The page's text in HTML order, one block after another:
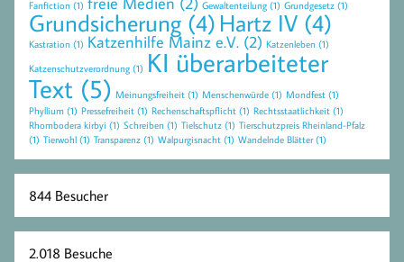
Fanfiction (1) Gewaltenteilung (1) Grundgesetz (1)
Grundsicherung (4) Hartz IV (4)
Kastration (1) Katzenhilfe Mainz e.V. (2) Katzenleben (1)
Katzenschutzverordnung (1) KI überarbeiteter
Text (5) Meinungsfreiheit (1) Menschenwürde (1) Mondfest (1)
Phyllium (1) Pressefreiheit (1) Rechenschaftspflicht (1) Rechtsstaatlichkeit (1)
Rhombodera kirbyi (1) Schreiben (1) Tielschutz (1) Tierschutzpreis Rheinland-Pfalz
(1) Tierwohl (1) Transparenz (1) Walpurgisnacht (1) Wandelnde Blätter(1)
844 Besucher
2.018 Besuche